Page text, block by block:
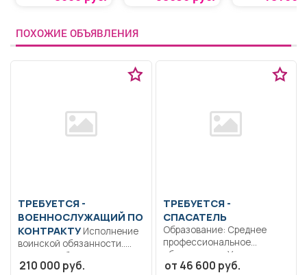
ПОХОЖИЕ ОБЪЯВЛЕНИЯ
ТРЕБУЕТСЯ -
ВОЕННОСЛУЖАЩИЙ ПО
КОНТРАКТУИсполнение
воинской обязанности..
Полный рабочий день.
Военный комиссариат
210 000 руб.
ТРЕБУЕТСЯ -
СПАСАТЕЛЬ
Образование: Среднее
профессиональное
образование.. Участие в
проведении мероприятий
от 46 600 руб.